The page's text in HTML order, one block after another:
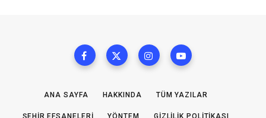
ANA SAYFA HAKKINDA TÜM YAZILAR
ŞEHIR EFSANELERI YÖNTEM GIZLILIK POLITIKASI